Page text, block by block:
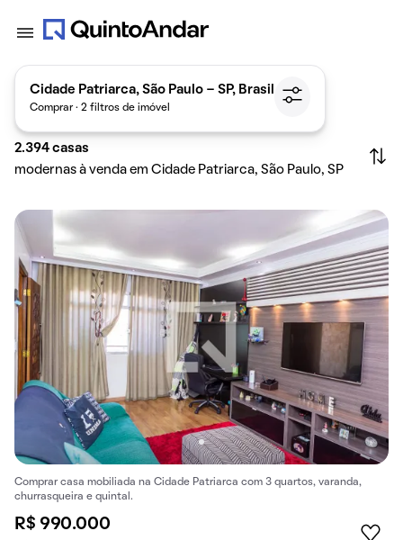
Cidade Patriarca, São Paulo - SP, Brasil
Comprar · 2 filtros de imóvel
2.394 casas
modernas à venda em Cidade Patriarca, São Paulo, SP
Comprar casa mobiliada na Cidade Patriarca com 3 quartos, varanda,
churrasqueira e quintal.
R$ 990.000